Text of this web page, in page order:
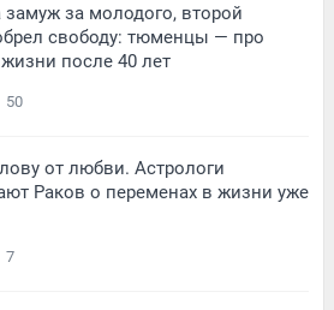
за молодого, второй
свободу: тюменцы — про
после 40 лет
50
от любви. Астрологи
Раков о переменах в жизни уже
7